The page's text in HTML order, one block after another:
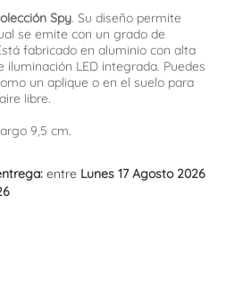
Spy. Su diseño permite
se emite con un grado de
fabricado en aluminio con alta
LED integrada. Puedes
un aplique o en el suelo para
libre.
9,5 cm.
entre Lunes 17 Agosto 2026